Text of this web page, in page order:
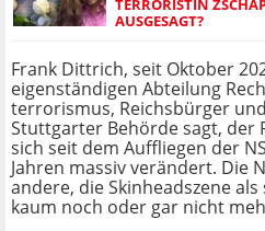
TERRORISTIN
AUSGESAGT?
Frank Dittrich, seit Oktober
eigenständigen Abteilung
terrorismus, Reichsbürger
Stuttgarter Behörde sagt, der
sich seit dem Auffliegen der
Jahren massiv verändert. Die
andere, die Skinheadszene
kaum noch oder gar nicht